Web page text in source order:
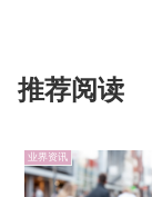
推荐阅读
业界资讯